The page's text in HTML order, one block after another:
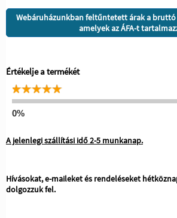
Webáruházunkban feltűntetett árak a bruttó
amelyek az ÁFA-t
Értékelje a termékét
0%
A jelenlegi szállítási idő 2-5 munkanap.
Hívásokat, e-maileket és rendeléseket
dolgozzuk fel.